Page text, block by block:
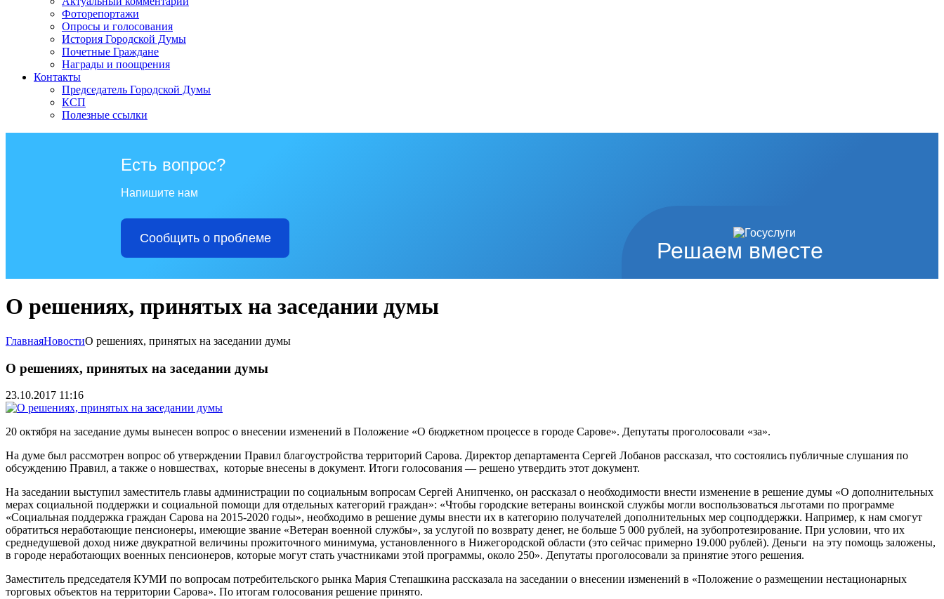
Фоторепортажи
Опросы и голосования
История Городской Думы
Почетные Граждане
Награды и поощрения
Контакты
Председатель Городской Думы
КСП
Полезные ссылки
Решаем вместе
Есть вопрос?
Напишите нам
Сообщить о проблеме
О решениях, принятых на заседании думы
ГлавнаяНовостиО решениях, принятых на заседании думы
О решениях, принятых на заседании думы
23.10.2017 11:16
20 октября на заседание думы вынесен вопрос о внесении изменений в Положение «О бюджетном процессе в городе Сарове». Депутаты проголосовали «за».
На думе был рассмотрен вопрос об утверждении Правил благоустройства территорий Сарова. Директор департамента Сергей Лобанов рассказал, что состоялись публичные слушания по
обсуждению Правил, а также о новшествах, которые внесены в документ. Итоги голосования — решено утвердить этот документ.
На заседании выступил заместитель главы администрации по социальным вопросам Сергей Анипченко, он рассказал о необходимости внести изменение в решение думы «О дополнительных
мерах социальной поддержки и социальной помощи для отдельных категорий граждан»: «Чтобы городские ветераны воинской службы могли воспользоваться льготами по программе
«Социальная поддержка граждан Сарова на 2015-2020 годы», необходимо в решение думы внести их в категорию получателей дополнительных мер соцподдержки. Например, к нам смогут
обратиться неработающие пенсионеры, имеющие звание «Ветеран военной службы», за услугой по возврату денег, не больше 5 000 рублей, на зубопротезирование. При условии, что их
среднедушевой доход ниже двукратной величины прожиточного минимума, установленного в Нижегородской области (это сейчас примерно 19.000 рублей). Деньги на эту помощь заложены,
в городе неработающих военных пенсионеров, которые могут стать участниками этой программы, около 250». Депутаты проголосовали за принятие этого решения.
Заместитель председателя КУМИ по вопросам потребительского рынка Мария Степашкина рассказала на заседании о внесении изменений в «Положение о размещении нестационарных
торговых объектов на территории Сарова». По итогам голосования решение принято.